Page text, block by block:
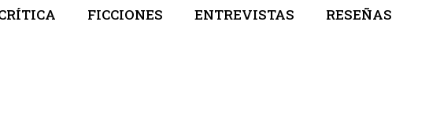
FICCIONES ENTREVISTAS RESEÑAS